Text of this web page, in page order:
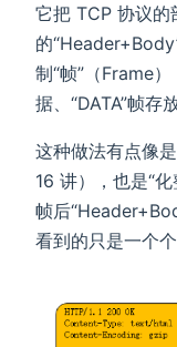
它把 TCP 协议的
的
制“帧”（Frame
据、“DATA”帧存
这种做法有点像
16 讲），也是“
帧后
看到的只是一个个